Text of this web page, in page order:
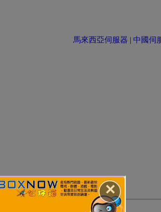
✕
馬來西亞伺服器 | 中國伺